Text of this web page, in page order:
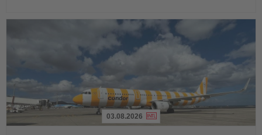
03.08.2026